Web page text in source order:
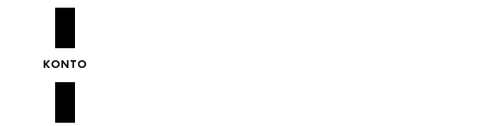
KONTO